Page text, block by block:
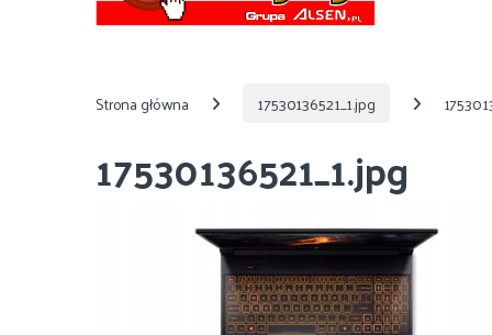
Strona główna 17530136521_1.jpg
17530136521_1.jpg